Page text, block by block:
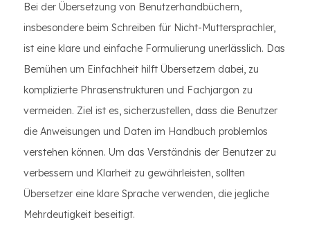
Bei der Übersetzung von Benutzerhandbüchern,
insbesondere beim Schreiben für Nicht-Muttersprachler,
ist eine klare und einfache Formulierung unerlässlich. Das
Bemühen um Einfachheit hilft Übersetzern dabei, zu
komplizierte Phrasenstrukturen und Fachjargon zu
vermeiden. Ziel ist es, sicherzustellen, dass die Benutzer
die Anweisungen und Daten im Handbuch problemlos
verstehen können. Um das Verständnis der Benutzer zu
verbessern und Klarheit zu gewährleisten, sollten
Übersetzer eine klare Sprache verwenden, die jegliche
Mehrdeutigkeit beseitigt.